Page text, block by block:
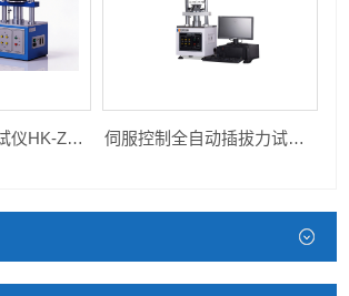
全自动插拔力测试仪HK-ZDCB-1220S 伺服控制全自动插拔力试验机HK-ZDCB-1220S